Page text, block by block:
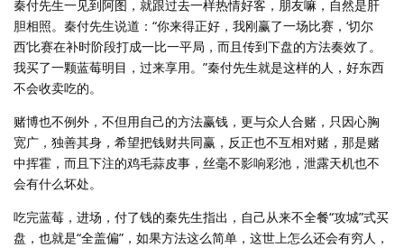
秦付先生一见到阿图，就跟过去一样热情好客，朋友嘛，自然是肝
胆相照。秦付先生说道：“你来得正好，我刚赢了一场比赛，‘切尔
西’比赛在补时阶段打成一比一平局，而且传到下盘的方法奏效了。
我买了一颗蓝莓明目，过来享用。”秦付先生就是这样的人，好东西
不会收卖吃的。
赌博也不例外，不但用自己的方法赢钱，更与众人合赌，只因心胸
宽广，独善其身，希望把钱财共同赢，反正也不互相对赌，那是赌
中挥霍，而且下注的鸡毛蒜皮事，丝毫不影响彩池，泄露天机也不
会有什么坏处。
吃完蓝莓，进场，付了钱的秦先生指出，自己从来不全餐“攻城”式买
盘，也就是“全盖偏”，如果方法这么简单，这世上怎么还会有穷人，